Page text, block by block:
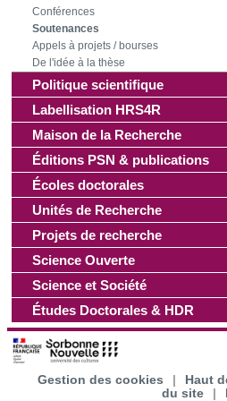
les cookies.
Les cookies nous permettent de
et les annonces, d'offrir des
médias sociaux et d'analyser
partageons également des
notre site avec nos partenaires
publicité et d'analyse, qui
d'autres informations que vous
ont collectées lors de votre
Conférences
Soutenances
Appels à projets / bourses
De l'idée à la thèse
Politique scientifique
Labellisation HRS4R
Maison de la Recherche
Éditions PSN & publications
Écoles doctorales
Unités de Recherche
Projets de recherche
Science Ouverte
Science et Société
Études Doctorales & HDR
Gestion des cookies | Haut
du site
|